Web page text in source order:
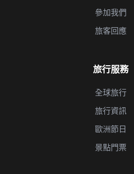
參加我們
旅客回應
旅行服務
全球旅行
旅行資訊
歐洲節日
景點門票